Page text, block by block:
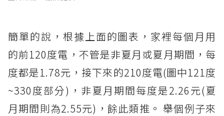
簡單的說，根據上面的圖表，家裡每個月用
的前120度電，不管是非夏月或夏月期間，每
度都是1.78元，接下來的210度電(圖中121度
~330度部分)，非夏月期間每度是2.26元(夏
月期間則為2.55元)，餘此類推。 舉個例子來